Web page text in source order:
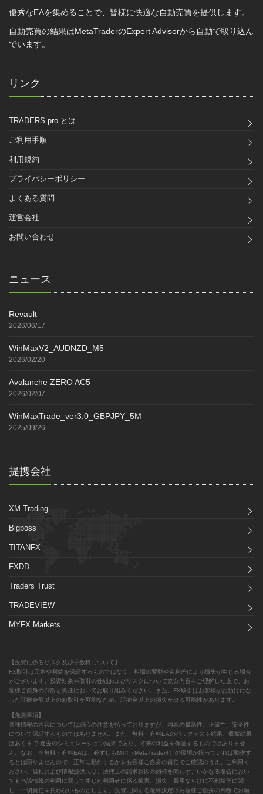
優秀なEAを集めることで、皆様に快適な自動売買を提供します。
自動売買の結果はMetaTraderのExpert Advisorから自動で取り込ん
でいます。
リンク
TRADERS-pro とは
ご利用手順
利用規約
プライバシーポリシー
よくある質問
運営会社
お問い合わせ
ニュース
Revault
2026/06/17
WinMaxV2_AUDNZD_M5
2026/02/20
Avalanche ZERO AC5
2026/02/07
WinMaxTrade_ver3.0_GBPJPY_5M
2025/09/26
提携会社
XM Trading
Bigboss
TITANFX
FXDD
Traders Trust
TRADEVIEW
MYFX Markets
【投資に係るリスク及び手数料について】
FX取引は元本や利益を保証するものではなく、相場の変動や金利差により損失が生じる場合
がございます。投資対象や取引の仕組およびリスクについて充分内容をご理解した上で、お
客様ご自身の判断と責任においてお取り組みください。また、FX取引はお客様がお預けにな
った証拠金額以上のお取引が可能なため、証拠金以上の損失が出る可能性があります。
【免責事項】
各種情報の内容については細心の注意を払っておりますが、内容の最新性、正確性、安全性
について保証するものではありません。また、無料・有料EAのバックテスト結果、収益結果
はあくまで 過去のシミュレーション結果であり、将来の利益を保証するものではありませ
ん。なお、全無料・有料EAは、必ずしもMT4（MetaTrader4）の環境が揃っていれば動作す
るとは限りませんので、正常に動作するかをお客様ご自身の責任でご確認のうえ、ご利用く
ださい。当社および情報提供元は、法律上の請求原因の如何を問わず、いかなる場合におい
ても当該情報の利用に関して生じた利用者に係る損害、損失、費用ならびに不利益等に関
し、一切責任を負わないものとします。投資に関する最終決定はお客様ご自身の判断でお願